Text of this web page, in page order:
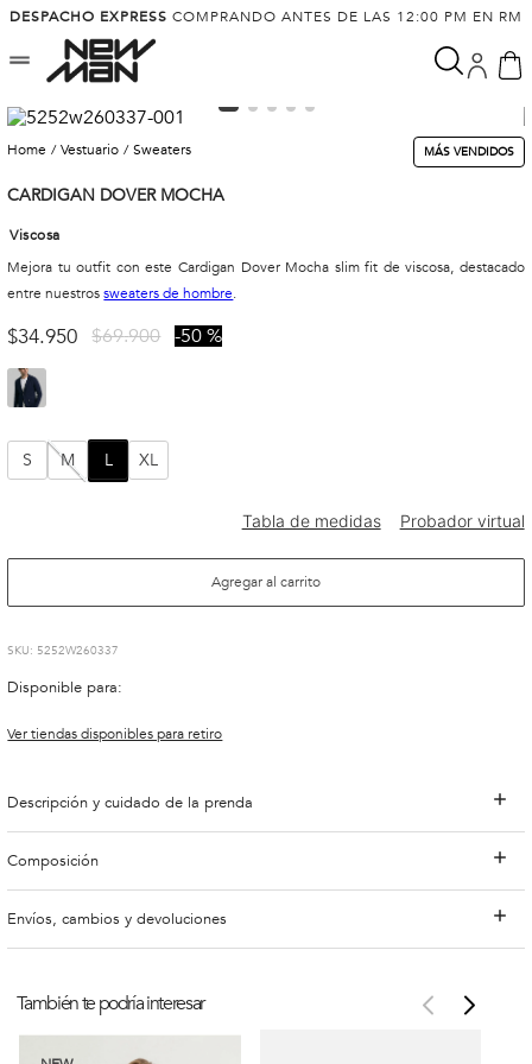
DESPACHO EXPRESS COMPRANDO ANTES DE LAS 12:00 PM EN RM
vestuario sweaters MÁS VENDIDOS
CARDIGAN DOVER MOCHA
Viscosa
Mejora tu outfit con este Cardigan Dover Mocha slim fit de viscosa, destacado
entre nuestrossweaters de hombre.
$34.950 $69.900 50 %
S M L XL
Agregar al carrito
: 5252W260337
Disponible para:
Ver tiendas disponibles para retiro
Descripción y cuidado de la prenda
Composición
Envíos, cambios y devoluciones
También te podría interesar